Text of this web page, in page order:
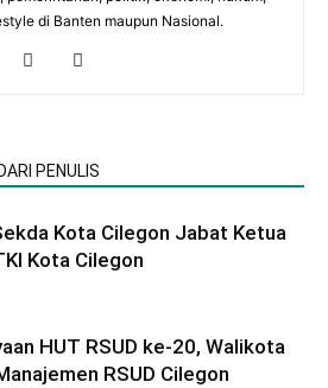
di Banten maupun Nasional.
DARI PENULIS
Kota Cilegon Jabat Ketua
Kota Cilegon
HUT RSUD ke-20, Walikota
RSUD Cilegon